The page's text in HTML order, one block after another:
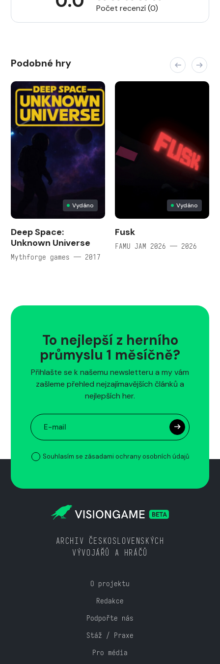
Počet recenzí (0)
Podobné hry
Vydáno
Deep Space:
Unknown Universe
Mythforge games — 2017
Vydáno
Fusk
FAMU JAM 2026 — 2026
To nejlepší z herního
průmyslu 1 měsíčně?
Přihlašte se k našemu newsletteru a my vám
zašleme přehled nejzajímavějších článků a
nejlepších her.
Souhlasím se zásadami ochrany osobních údajů
ARCHIV ČESKOSLOVENSKÝCH
VÝVOJÁŘŮ A HRÁČŮ
O projektu
Redakce
Podpořte nás
Stáž / Praxe
Pro média